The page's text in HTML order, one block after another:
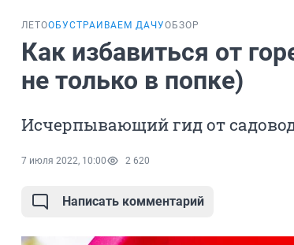
ЛЕТООБУСТРАИВАЕМ ДАЧУОБЗОР
Как избавиться от
не только в попке)
Исчерпывающий гид от
7 июля 2022, 10:00 2 620
Написать комментарий